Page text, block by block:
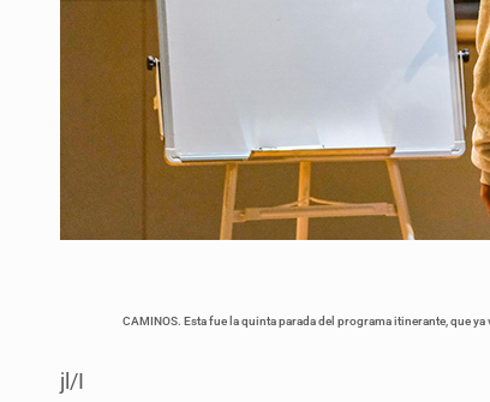
CAMINOS. Esta fue la quinta parada del programa itinerante, que
jl/I